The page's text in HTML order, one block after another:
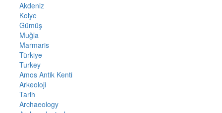
Akdeniz
Kolye
Gümüş
Muğla
Marmaris
Türkiye
Turkey
Amos Antik Kenti
Arkeoloji
Tarih
Archaeology